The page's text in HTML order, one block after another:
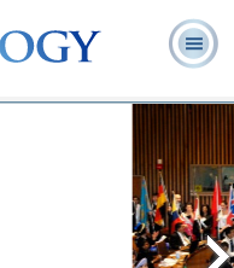
Preguntas
Libros